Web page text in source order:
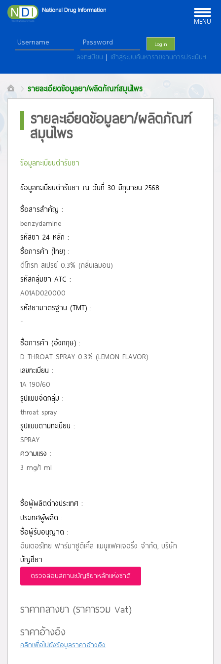
Toggle
navigation
MENU
Login
ลงทะเบียน | เข้าสู่ระบบค้นหารายงานการประเมินฯ
รายละเอียดข้อมูลยา/ผลิตภัณฑ์สมุนไพร
รายละเอียดข้อมูลยา/ผลิตภัณฑ์
สมุนไพร
ข้อมูลทะเบียนตำรับยา
ข้อมูลทะเบียนตำรับยา ณ วันที่ 30 มิถุนายน 2568
ชื่อสารสำคัญ :
benzydamine
รหัสยา 24 หลัก :
ชื่อการค้า (ไทย) :
ดีโทรท สเปรย์ 0.3% (กลิ่นเลมอน)
รหัสกลุ่มยา ATC :
A01AD020000
รหัสยามาตรฐาน (TMT) :
-
ชื่อการค้า (อังกฤษ) :
D THROAT SPRAY 0.3% (LEMON FLAVOR)
เลขทะเบียน :
1A 190/60
รูปแบบจัดกลุ่ม :
throat spray
รูปแบบตามทะเบียน :
SPRAY
ความแรง :
3 mg/1 ml
ชื่อผู้ผลิตต่างประเทศ :
ประเทศผู้ผลิต :
ชื่อผู้รับอนุญาต :
อินเตอร์ไทย ฟาร์มาซูติเคิ้ล แมนูแฟคเจอริ่ง จำกัด, บริษัท
บัญชียา :
ตรวจสอบสถานะบัญชียาหลักแห่งชาติ
ราคากลางยา (ราคารวม Vat)
ราคาอ้างอิง
คลิกเพื่อไปยังข้อมูลราคาอ้างอิง